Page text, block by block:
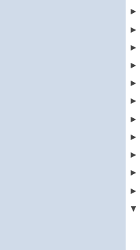
►
►
►
►
►
►
►
►
►
►
►
▼